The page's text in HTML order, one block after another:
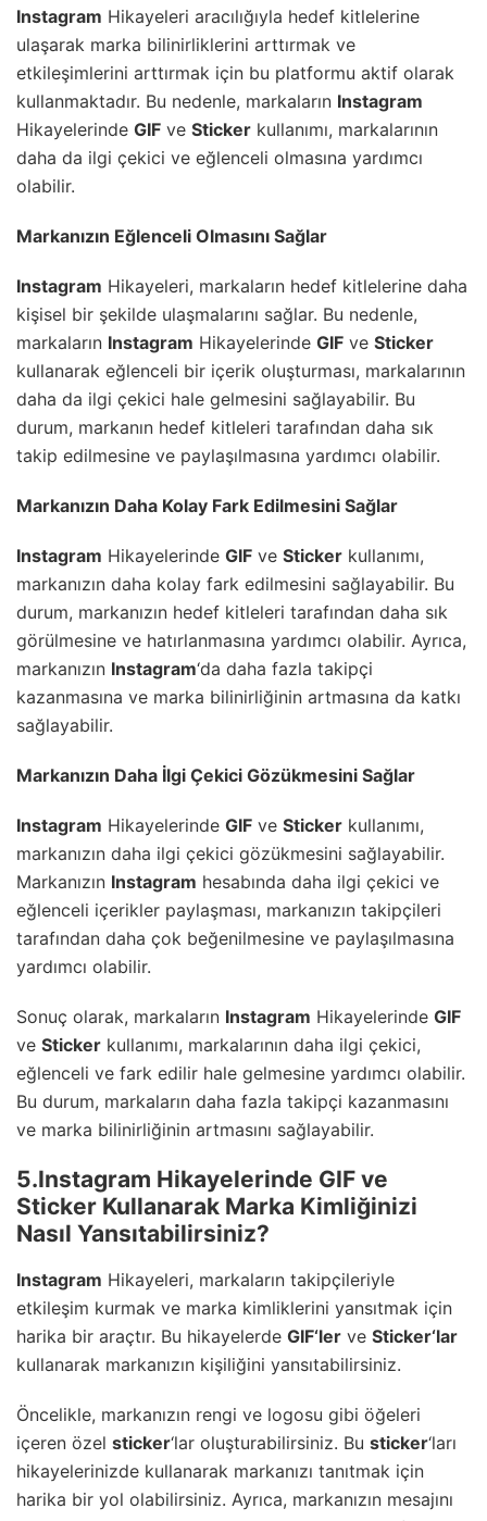
Instagram Hikayeleri aracılığıyla hedef kitlelerine
ulaşarak marka bilinirliklerini arttırmak ve
etkileşimlerini arttırmak için bu platformu aktif olarak
kullanmaktadır. Bu nedenle, markaların Instagram
Hikayelerinde GIF ve Sticker kullanımı, markalarının
daha da ilgi çekici ve eğlenceli olmasına yardımcı
olabilir.
Markanızın Eğlenceli Olmasını Sağlar
Instagram Hikayeleri, markaların hedef kitlelerine daha
kişisel bir şekilde ulaşmalarını sağlar. Bu nedenle,
markaların Instagram Hikayelerinde GIF ve Sticker
kullanarak eğlenceli bir içerik oluşturması, markalarının
daha da ilgi çekici hale gelmesini sağlayabilir. Bu
durum, markanın hedef kitleleri tarafından daha sık
takip edilmesine ve paylaşılmasına yardımcı olabilir.
Markanızın Daha Kolay Fark Edilmesini Sağlar
Instagram Hikayelerinde GIF ve Sticker kullanımı,
markanızın daha kolay fark edilmesini sağlayabilir. Bu
durum, markanızın hedef kitleleri tarafından daha sık
görülmesine ve hatırlanmasına yardımcı olabilir. Ayrıca,
markanızın Instagram‘da daha fazla takipçi
kazanmasına ve marka bilinirliğinin artmasına da katkı
sağlayabilir.
Markanızın Daha İlgi Çekici Gözükmesini Sağlar
Instagram Hikayelerinde GIF ve Sticker kullanımı,
markanızın daha ilgi çekici gözükmesini sağlayabilir.
Markanızın Instagram hesabında daha ilgi çekici ve
eğlenceli içerikler paylaşması, markanızın takipçileri
tarafından daha çok beğenilmesine ve paylaşılmasına
yardımcı olabilir.
Sonuç olarak, markaların Instagram Hikayelerinde GIF
ve Sticker kullanımı, markalarının daha ilgi çekici,
eğlenceli ve fark edilir hale gelmesine yardımcı olabilir.
Bu durum, markaların daha fazla takipçi kazanmasını
ve marka bilinirliğinin artmasını sağlayabilir.
5.Instagram Hikayelerinde GIF ve
Sticker Kullanarak Marka Kimliğinizi
Nasıl Yansıtabilirsiniz?
Instagram Hikayeleri, markaların takipçileriyle
etkileşim kurmak ve marka kimliklerini yansıtmak için
harika bir araçtır. Bu hikayelerde GIF‘ler ve Sticker‘lar
kullanarak markanızın kişiliğini yansıtabilirsiniz.
Öncelikle, markanızın rengi ve logosu gibi öğeleri
içeren özel sticker‘lar oluşturabilirsiniz. Bu sticker‘ları
hikayelerinizde kullanarak markanızı tanıtmak için
harika bir yol olabilirsiniz. Ayrıca, markanızın mesajını